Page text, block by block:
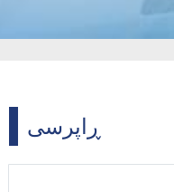
ڕاپرسی